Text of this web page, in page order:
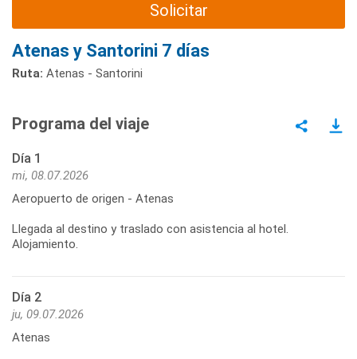
Solicitar
Atenas y Santorini 7 días
Ruta: Atenas - Santorini
Programa del viaje
Día 1
mi, 08.07.2026
Aeropuerto de origen - Atenas
Llegada al destino y traslado con asistencia al hotel.
Alojamiento.
Día 2
ju, 09.07.2026
Atenas